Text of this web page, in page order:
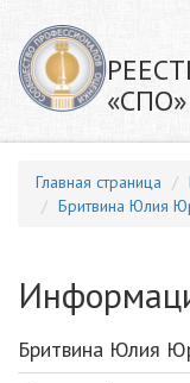
«СПО»
Главная страница
Бритвина Юлия
Бритвина Юлия